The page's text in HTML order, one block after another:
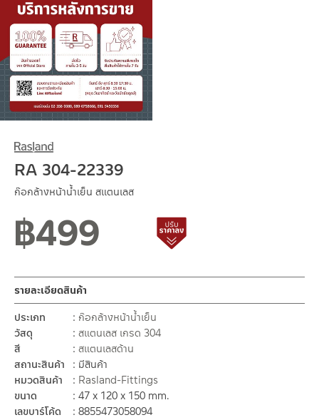
RA 304-22339
ก๊อกล้างหน้าน้ำเย็น สแตนเลส
฿499 สถานะสินค้าขายปกติ
รายละเอียดสินค้า
ประเภท
ก๊อกล้างหน้าน้ำเย็น
วัสดุ
สแตนเลส เกรด 304
สี
สแตนเลสด้าน
สถานะสินค้า
มีสินค้า
หมวดสินค้า
Rasland-Fittings
ขนาด
47 x 120 x 150 mm.
เลขบาร์โค้ด
8855473058094